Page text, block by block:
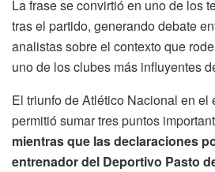
La frase se convirtió en uno de los
tras el partido, generando debate
analistas sobre el contexto que
uno de los clubes más influyentes
El triunfo de Atlético Nacional en el
permitió sumar tres puntos
mientras que las declaraciones
entrenador del Deportivo Pasto